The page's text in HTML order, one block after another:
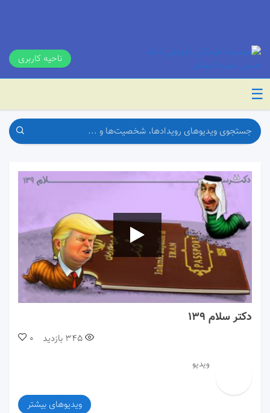
ناحیه کاربری
☰
00:00 18:27
دکتر سلام ۱۳۹
0 345 بازدید
ویدیو
ویدیوهای بیشتر